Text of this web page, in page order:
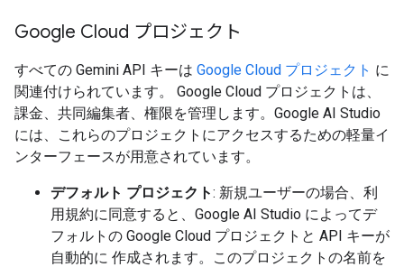
Google Cloud プロジェクト
すべての Gemini API キーは Google Cloud プロジェクト に
関連付けられています。 Google Cloud プロジェクトは、
課金、共同編集者、権限を管理します。Google AI Studio
には、これらのプロジェクトにアクセスするための軽量イ
ンターフェースが用意されています。
デフォルト プロジェクト: 新規ユーザーの場合、利
用規約に同意すると、Google AI Studio によってデ
フォルトの Google Cloud プロジェクトと API キーが
自動的に 作成されます。このプロジェクトの名前を